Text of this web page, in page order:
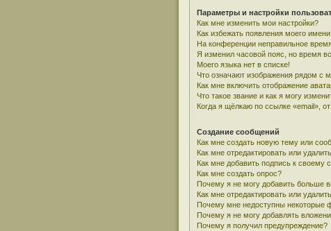
Параметры и настройки
Как мне изменить мои настройки?
Как избежать появления моего
На конференции неправильное
Я изменил часовой пояс, но время
Моего языка нет в списке!
Что означают изображения рядом с
Как мне включить отображение
Что такое звание и как я могу
Когда я щёлкаю по ссылке «email»,
Создание сообщений
Как мне создать новую тему или
Как мне отредактировать или
Как мне добавить подпись к своему
Как мне создать опрос?
Почему я не могу добавить больше
Как мне отредактировать или
Почему мне недоступны некоторые
Почему я не могу добавлять
Почему я получил предупреждение?